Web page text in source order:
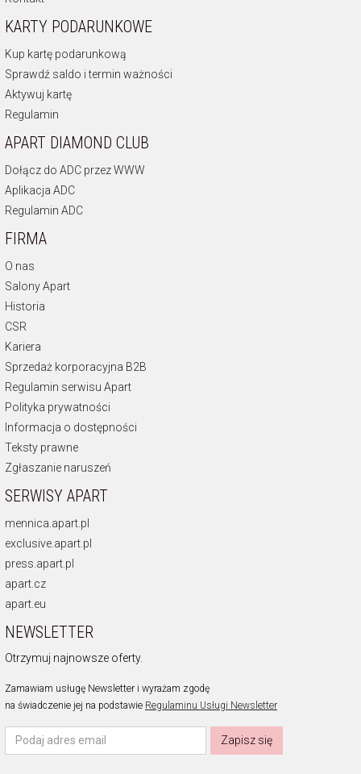
KARTY PODARUNKOWE
Kup kartę podarunkową
Sprawdź saldo i termin ważności
Aktywuj kartę
Regulamin
APART DIAMOND CLUB
Dołącz do ADC przez WWW
Aplikacja ADC
Regulamin ADC
FIRMA
O nas
Salony Apart
Historia
CSR
Kariera
Sprzedaż korporacyjna B2B
Regulamin serwisu Apart
Polityka prywatności
Informacja o dostępności
Teksty prawne
Zgłaszanie naruszeń
SERWISY APART
mennica.apart.pl
exclusive.apart.pl
press.apart.pl
apart.cz
apart.eu
NEWSLETTER
Otrzymuj najnowsze oferty.
Zamawiam usługę Newsletter i wyrażam zgodę
na świadczenie jej na podstawie Regulaminu Usługi Newsletter
Zapisz się